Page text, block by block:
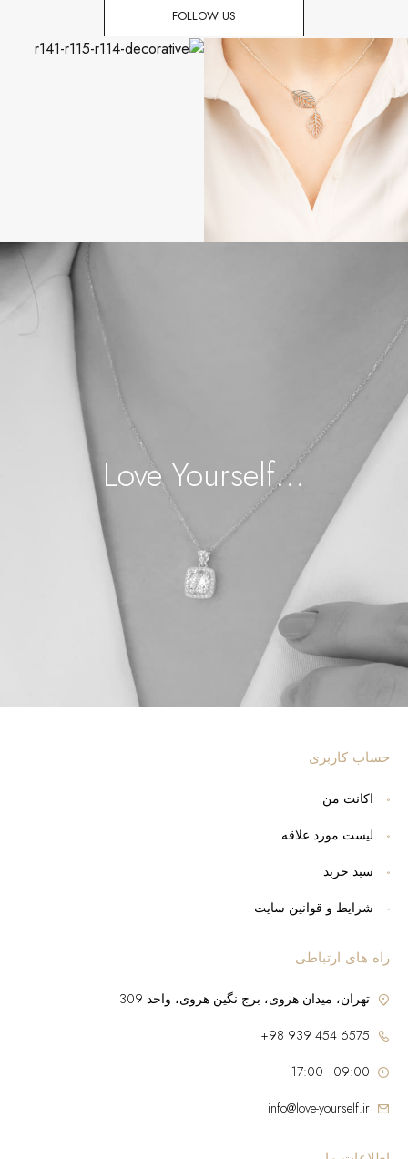
FOLLOW US
...Love Yourself
حساب کاربری
اکانت من
لیست مورد علاقه
سبد خربد
شرایط و قوانین سایت
راه های ارتباطی
تهران، میدان هروی، برج نگین هروی، واحد 309
6575 454 939 98+
09:00 - 17:00
info@love-yourself.ir